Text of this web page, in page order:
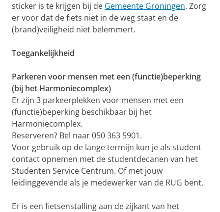
sticker is te krijgen bij de Gemeente Groningen. Zorg
er voor dat de fiets niet in de weg staat en de
(brand)veiligheid niet belemmert.
Toegankelijkheid
Parkeren voor mensen met een (functie)beperking
(bij het Harmoniecomplex)
Er zijn 3 parkeerplekken voor mensen met een
(functie)beperking beschikbaar bij het
Harmoniecomplex.
Reserveren? Bel naar 050 363 5901.
Voor gebruik op de lange termijn kun je als student
contact opnemen met de studentdecanen van het
Studenten Service Centrum. Of met jouw
leidinggevende als je medewerker van de RUG bent.
Er is een fietsenstalling aan de zijkant van het